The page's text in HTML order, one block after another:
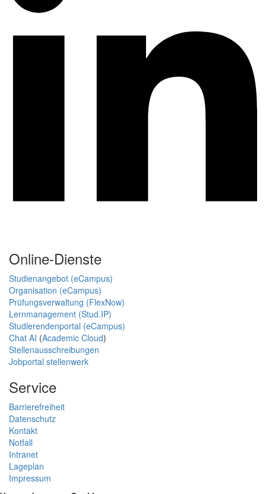
Online-Dienste
Studienangebot (eCampus)
Organisation (eCampus)
Prüfungsverwaltung (FlexNow)
Lernmanagement (Stud.IP)
Studierendenportal (eCampus)
Chat AI (Academic Cloud)
Stellenausschreibungen
Jobportal stellenwerk
Service
Barrierefreiheit
Datenschutz
Kontakt
Notfall
Intranet
Lageplan
Impressum